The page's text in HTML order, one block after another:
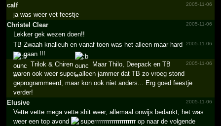
calf
2005-11-06
ja was weer vet feestje
Christel Clear
2005-11-06
Lekker gek wezen doen!!
2005-11-06
TB Zwaah knalleuh en vanaf toen was het alleen maar hard
los gaan !!!
2005-11-06
Trilok & Chiren
Maar Thilo, Deepack en TB
waren ook weer super, alleen jammer dat TB zo vroeg stond
geprogrammeerd, maar kon ook niet anders... Erg goed feestje
verder!
Elusive
2005-11-06
Vette vette mega vette shit weer, allemaal onwijs bedankt, het was
weer een top avond
superrrrrrrrrrrrrrrrrrrrr op naar de volgende